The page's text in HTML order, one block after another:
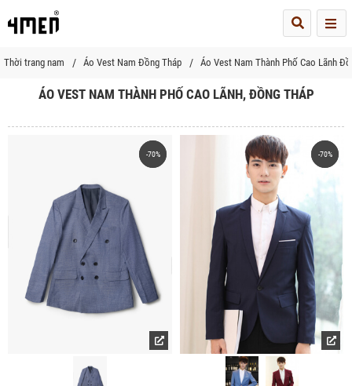
Thời trang nam Áo Vest Nam Đồng Tháp Áo Vest Nam Thành Phố Cao Lãnh
ÁO VEST NAM THÀNH PHỐ CAO LÃNH, ĐỒNG THÁP
-70%
-70% -70%
-70%